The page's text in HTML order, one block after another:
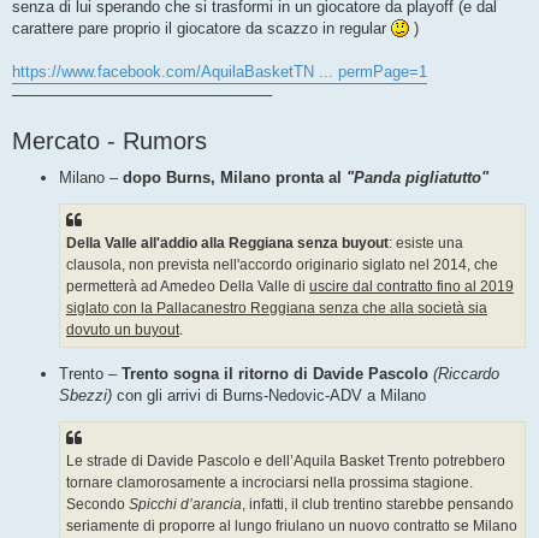
senza di lui sperando che si trasformi in un giocatore da playoff (e dal
carattere pare proprio il giocatore da scazzo in regular
)
https://www.facebook.com/AquilaBasketTN ... permPage=1
────────────────────────
Mercato - Rumors
Milano – dopo Burns, Milano pronta al "Panda pigliatutto"
Della Valle all'addio alla Reggiana senza buyout: esiste una
clausola, non prevista nell'accordo originario siglato nel 2014, che
permetterà ad Amedeo Della Valle di uscire dal contratto fino al 2019
siglato con la Pallacanestro Reggiana senza che alla società sia
dovuto un buyout.
Trento – Trento sogna il ritorno di Davide Pascolo (Riccardo
Sbezzi) con gli arrivi di Burns-Nedovic-ADV a Milano
Le strade di Davide Pascolo e dell’Aquila Basket Trento potrebbero
tornare clamorosamente a incrociarsi nella prossima stagione.
Secondo Spicchi d’arancia, infatti, il club trentino starebbe pensando
seriamente di proporre al lungo friulano un nuovo contratto se Milano